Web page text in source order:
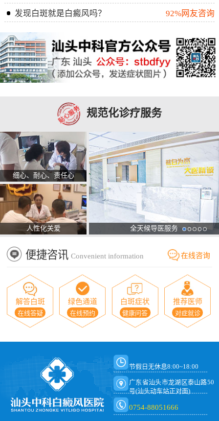
发现白斑就是白癜风吗？
92%网友咨询
规范化诊疗服务
细心、耐心、责任心
人性化关爱 全天候导医服务
便捷咨讯 Convenient information 在线咨询
解答白斑
在线答疑
绿色通道
在线预约
白斑症状
健康问答
推荐医师
对症就诊
节假日无休息8:00~18:00
广东省汕头市龙湖区泰山路50
号(汕头动车站正对面)
0754-88051666